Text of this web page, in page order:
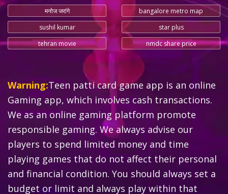
मनोज जरांगे
bangalore metro map
sushil kumar
star plus
tehran movie
nmdc share price
Warning:Teen patti card game app is an online
Gaming app, which involves cash transactions.
We as an online gaming platform promote
responsible gaming. We always advise our
players to spend limited money and time
playing games that do not affect their personal
and financial condition. You should always set a
budget or limit and always play within that